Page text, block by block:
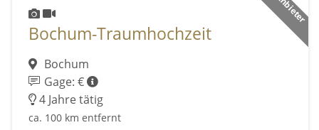
Bochum-Traumhochzeit
Bochum
Gage: €
4 Jahre tätig
ca. 100 km entfernt